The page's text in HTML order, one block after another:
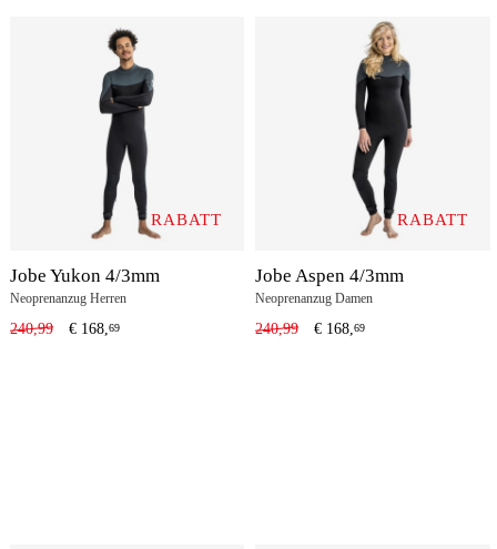
RABATT
Jobe Yukon 4/3mm
Neoprenanzug Herren
240,99 € 168, 69
RABATT
Jobe Aspen 4/3mm
Neoprenanzug Damen
240,99 € 168,69